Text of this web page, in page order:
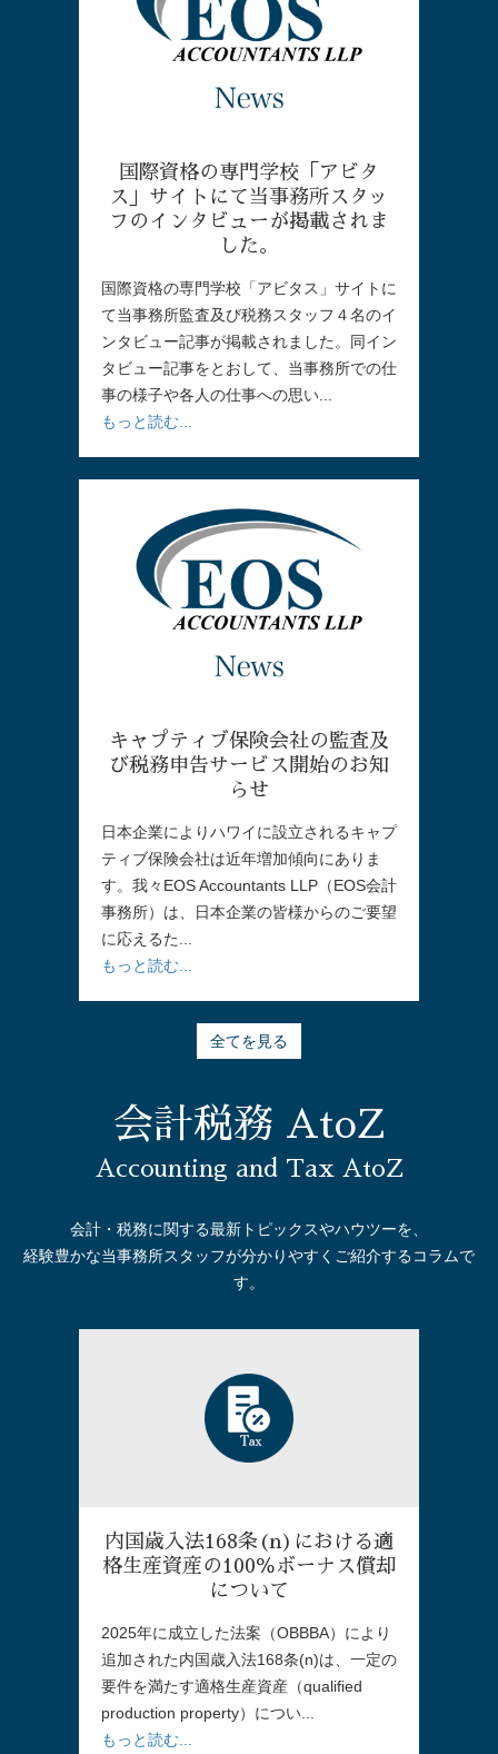
国際資格の専門学校「アビタ
ス」サイトにて当事務所スタッ
フのインタビューが掲載されま
した。
国際資格の専門学校「アビタス」サイトに
て当事務所監査及び税務スタッフ４名のイ
ンタビュー記事が掲載されました。同イン
タビュー記事をとおして、当事務所での仕
事の様子や各人の仕事への思い...
もっと読む...
キャプティブ保険会社の監査及
び税務申告サービス開始のお知
らせ
日本企業によりハワイに設立されるキャプ
ティブ保険会社は近年増加傾向にありま
す。我々EOS Accountants LLP（EOS会計
事務所）は、日本企業の皆様からのご要望
に応えるた...
もっと読む...
全てを見る
会計税務 AtoZ
Accounting and Tax AtoZ
会計・税務に関する最新トピックスやハウツーを、
経験豊かな当事務所スタッフが分かりやすくご紹介するコラムで
す。
内国歳入法168条(n)における適
格生産資産の100％ボーナス償却
について
2025年に成立した法案（OBBBA）により
追加された内国歳入法168条(n)は、一定の
要件を満たす適格生産資産（qualified
production property）につい...
もっと読む...